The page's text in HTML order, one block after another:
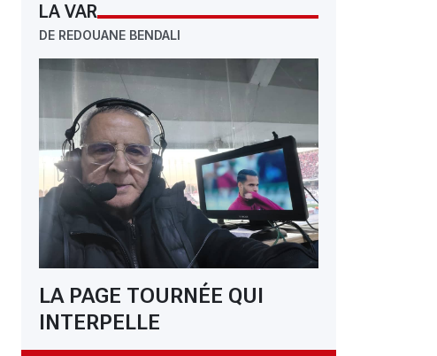
LA VAR
DE REDOUANE BENDALI
LA PAGE TOURNÉE QUI
INTERPELLE